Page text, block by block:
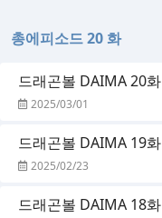
총에피소드 20 화
드래곤볼 DAIMA 20화
2025/03/01
드래곤볼 DAIMA 19화
2025/02/23
드래곤볼 DAIMA 18화